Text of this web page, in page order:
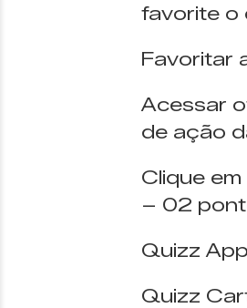
favorite o
Favoritar
Acessar
de ação
Clique
– 02
Quizz
Quizz